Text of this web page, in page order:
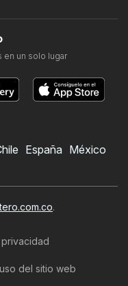
un solo lugar
España México
.
del sitio web